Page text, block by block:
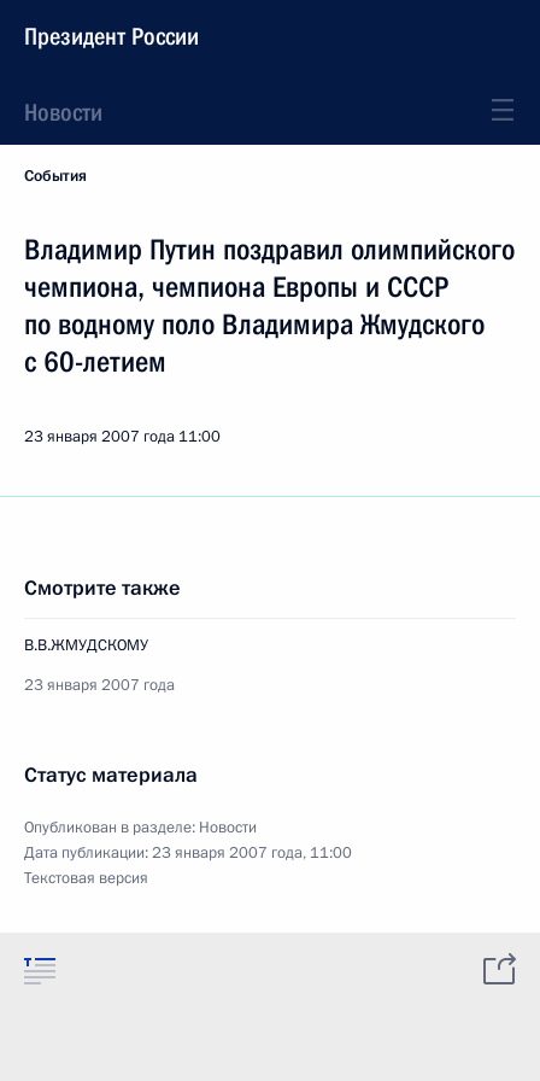
Президент России
Новости
События
Владимир Путин поздравил олимпийского
чемпиона, чемпиона Европы и СССР
по водному поло Владимира Жмудского
с 60-летием
23 января 2007 года 11:00
Смотрите также
В.В.ЖМУДСКОМУ
23 января 2007 года
Статус материала
Опубликован в разделе: Новости
Дата публикации:23 января 2007 года, 11:00
Текстовая версия